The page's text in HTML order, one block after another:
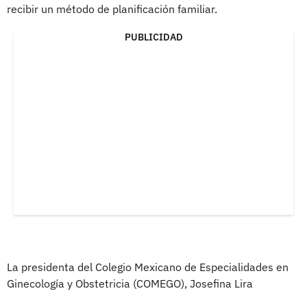
recibir un método de planificación familiar.
PUBLICIDAD
La presidenta del Colegio Mexicano de Especialidades en
Ginecología y Obstetricia (COMEGO), Josefina Lira